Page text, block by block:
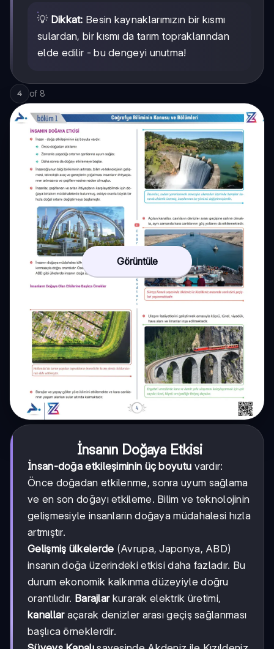
💡 Dikkat: Besin kaynaklarımızın bir kısmı
sulardan, bir kısmı da tarım topraklarından
elde edilir - bu dengeyi unutma!
4 of 8
Görüntüle
İnsanın Doğaya Etkisi
İnsan-doğa etkileşiminin üç boyutu vardır:
Önce doğadan etkilenme, sonra uyum sağlama
ve en son doğayı etkileme. Bilim ve teknolojinin
gelişmesiyle insanların doğaya müdahalesi hızla
artmıştır.
Gelişmiş ülkelerde (Avrupa, Japonya, ABD)
insanın doğa üzerindeki etkisi daha fazladır. Bu
durum ekonomik kalkınma düzeyiyle doğru
orantılıdır. Barajlarkurarak elektrik üretimi,
kanallaraçarak denizler arası geçiş sağlanması
başlıca örneklerdir.